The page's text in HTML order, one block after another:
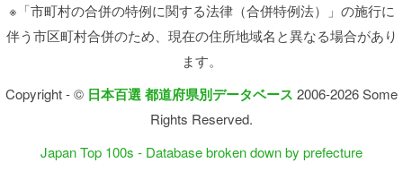
※「市町村の合併の特例に関する法律（合併特例法）」の施行に
伴う市区町村合併のため、現在の住所地域名と異なる場合があり
ます。
Copyright - © 日本百選 都道府県別データベース 2006-2026 Some
Rights Reserved.
Japan Top 100s - Database broken down by prefecture